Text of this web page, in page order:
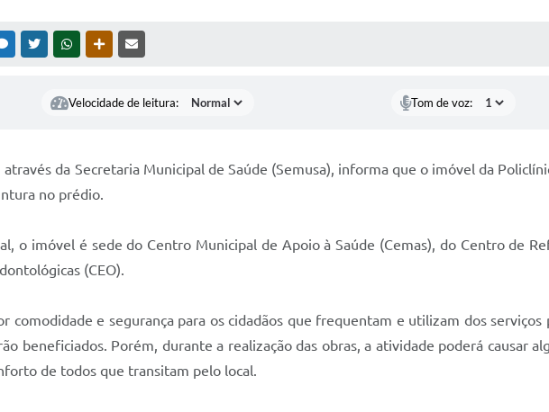
MESSENGER
TWITTERWHATSAPPOUTRAS MÍDIAS
Velocidade de leitura: Tom de voz:
da Secretaria Municipal de Saúde (Semusa), informa que o imóvel da
no prédio.
o imóvel é sede do Centro Municipal de Apoio à Saúde (Cemas), do Centro de
(CEO).
comodidade e segurança para os cidadãos que frequentam e utilizam dos
beneficiados. Porém, durante a realização das obras, a atividade poderá causar
de todos que transitam pelo local.